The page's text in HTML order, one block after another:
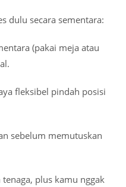
dulu secara sementara:
(pakai meja atau
fleksibel pindah posisi
sebelum memutuskan
plus kamu nggak